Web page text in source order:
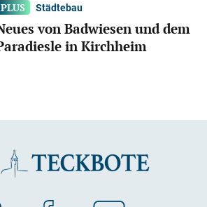
Städtebau
von Badwiesen und dem
in Kirchheim